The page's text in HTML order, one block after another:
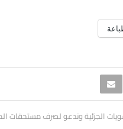
الجزئية وندعو لصرف مستحقات